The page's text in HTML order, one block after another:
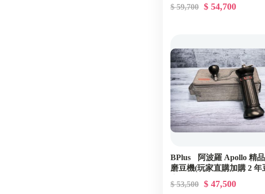
$ 59,700 $ 54,700
BPlus 阿波羅 Apollo 精
磨豆機(玩家直購加購 2 年
案) GDPA0012
$ 53,500 $ 47,500